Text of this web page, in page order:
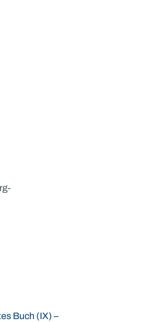
Buch (IX) –